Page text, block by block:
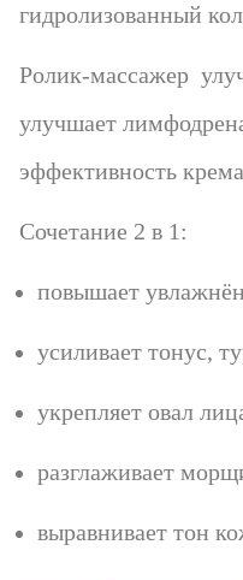
гидролизованный
Ролик-массажер
улучшает
эффективность
Сочетание 2 в 1:
повышает
усиливает тонус,
укрепляет овал
разглаживает
выравнивает тон